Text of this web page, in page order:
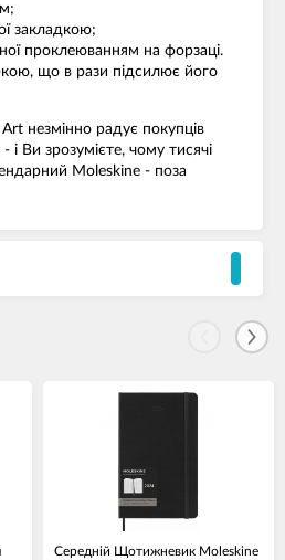
закладкою;
проклеюванням на форзаці.
що в рази підсилює його
незмінно радує покупців
Ви зрозумієте, чому тисячі
Moleskine - поза
Середній Щотижневик Moleskine